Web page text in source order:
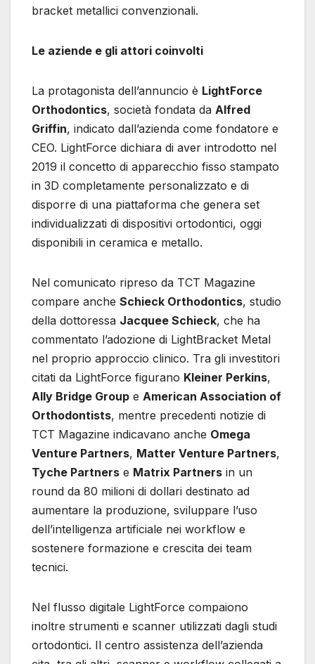
bracket metallici convenzionali.
Le aziende e gli attori coinvolti
La protagonista dell’annuncio è LightForce
Orthodontics, società fondata da Alfred
Griffin, indicato dall’azienda come fondatore e
CEO. LightForce dichiara di aver introdotto nel
2019 il concetto di apparecchio fisso stampato
in 3D completamente personalizzato e di
disporre di una piattaforma che genera set
individualizzati di dispositivi ortodontici, oggi
disponibili in ceramica e metallo.
Nel comunicato ripreso da TCT Magazine
compare anche Schieck Orthodontics, studio
della dottoressa Jacquee Schieck, che ha
commentato l’adozione di LightBracket Metal
nel proprio approccio clinico. Tra gli investitori
citati da LightForce figurano Kleiner Perkins,
Ally Bridge Group e American Association of
Orthodontists, mentre precedenti notizie di
TCT Magazine indicavano anche Omega
Venture Partners, Matter Venture Partners,
Tyche Partners e Matrix Partners in un
round da 80 milioni di dollari destinato ad
aumentare la produzione, sviluppare l’uso
dell’intelligenza artificiale nei workflow e
sostenere formazione e crescita dei team
tecnici.
Nel flusso digitale LightForce compaiono
inoltre strumenti e scanner utilizzati dagli studi
ortodontici. Il centro assistenza dell’azienda